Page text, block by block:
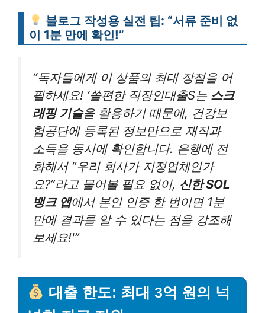
블로그 작성용 실전 팁: “서류 준비 없
이 1분 만에 확인!”
“독자들에게 이 상품의 최대 장점을 어
필하세요! ‘쏠편한 직장인대출S는 스크
래핑 기술을 활용하기 때문에, 건강보
험공단에 등록된 정보만으로 재직과
소득을 동시에 확인합니다. 은행에 전
화해서 “우리 회사가 지정업체인가
요?”라고 물어볼 필요 없이, 신한 SOL
뱅크 앱에서 본인 인증 한 번이면 1분
만에 결과를 알 수 있다는 점을 강조해
보세요!'”
대출 한도: 최대 3억 원의 넉